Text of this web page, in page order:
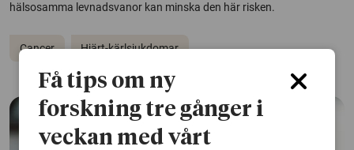
hälsosamma levnadsvanor kan minska den här risken.
Cancer Hjärt-kärlsjukdomar
Få tips om ny
forskning tre gånger i
veckan med vårt